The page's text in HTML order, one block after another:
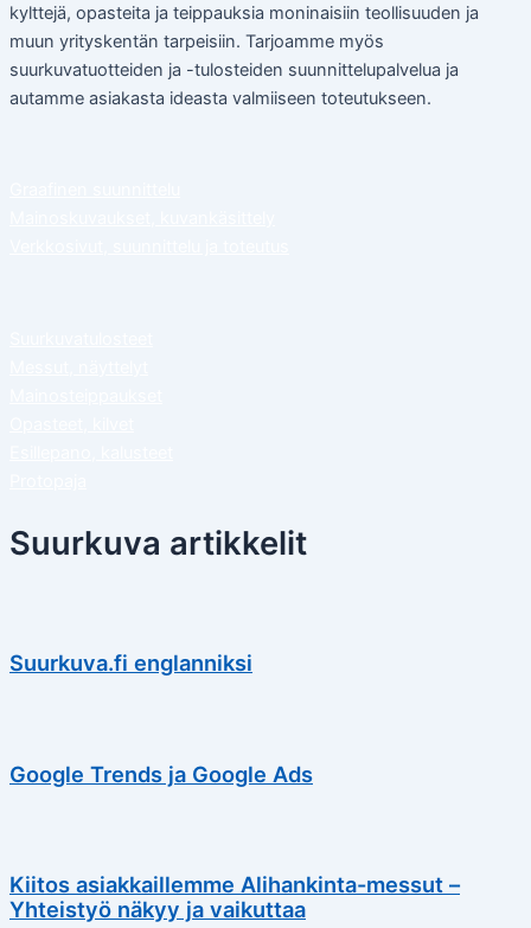
kylttejä, opasteita ja teippauksia moninaisiin teollisuuden ja
muun yrityskentän tarpeisiin. Tarjoamme myös
suurkuvatuotteiden ja -tulosteiden suunnittelupalvelua ja
autamme asiakasta ideasta valmiiseen toteutukseen.
Suurkuva artikkelit
Suurkuva.fi englanniksi
Google Trends ja Google Ads
Kiitos asiakkaillemme Alihankinta-messut –
Yhteistyö näkyy ja vaikuttaa